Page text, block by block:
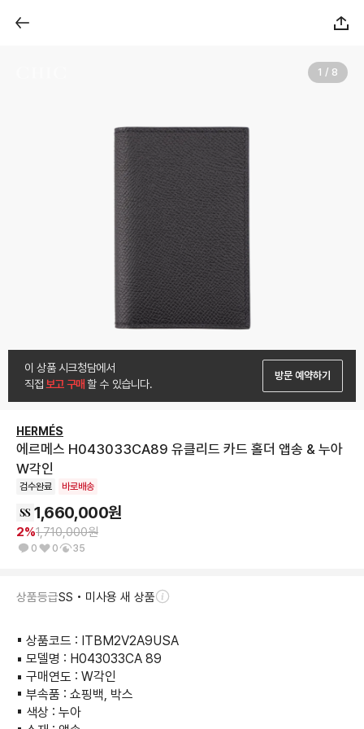
1 / 8
이 상품 시크청담에서
직접 보고 구매 할 수 있습니다.
방문 예약하기
HERMÉS
에르메스 H043033CA89 유클리드 카드 홀더 앱송 & 누아
W각인
검수완료 바로배송
1,660,000원
2%1,710,000원
0 0 35
상품등급SS • 미사용 새 상품
▪︎ 상품코드 : ITBM2V2A9USA
▪︎ 모델명 : H043033CA 89
▪︎ 구매연도 : W각인
▪︎ 부속품 : 쇼핑백, 박스
▪︎ 색상 : 누아